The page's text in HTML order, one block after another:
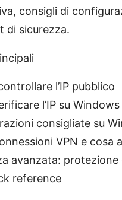
consigli di
di sicurezza.
l’IP pubblico
l’IP su
consigliate su
VPN e cosa
avanzata:
reference